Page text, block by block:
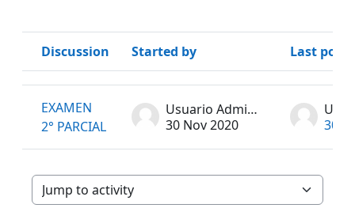
Status
Discussion Started by Last post
EXAMEN
2° PARCIAL
Usuario Administrador
30 Nov 2020
30
Jump to activity